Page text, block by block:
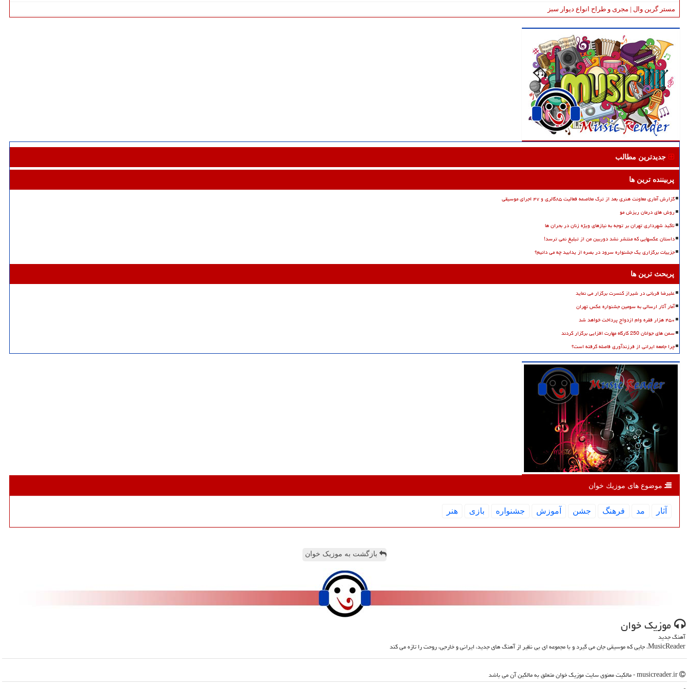
مستر گرین وال | مجری و طراح انواع دیوار سبز
جدیدترین مطالب
پربیننده ترین ها
گزارش آماری معاونت هنری بعد از ترک مخاصمه فعالیت ۸۵گالری و ۴۷ اجرای موسیقی
روش های درمان ریزش مو
تاکید شهرداری تهران بر توجه به نیازهای ویژه زنان در بحران ها
داستان عکسهایی که منتشر نشد دوربین من از تبلیغ نمی ترسد!
جزییات برگزاری یک جشنواره سرود در بصره از یدابید چه می دانیم؟
پربحث ترین ها
علیرضا قربانی در شیراز کنسرت برگزار می نماید
آمار آثار ارسالی به سومین جشنواره عکس تهران
۴۵۰ هزار فقره وام ازدواج پرداخت خواهد شد
سمن های جوانان 250 کارگاه مهارت افزایی برگزار کردند
چرا جامعه ایرانی از فرزندآوری فاصله گرفته است؟
موضوع های موزیك خوان
آثار مد فرهنگ جشن آموزش جشنواره بازی هنر
بازگشت به موزیک خوان
موزیك خوان
آهنگ جدید
MusicReader، جایی که موسیقی جان می گیرد و با مجموعه ای بی نظیر از آهنگ های جدید، ایرانی و خارجی، روحت را تازه می کند